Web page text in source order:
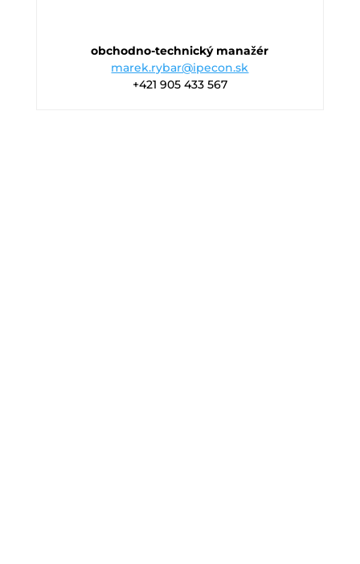
obchodno-technický manažér
marek.rybar@ipecon.sk
+421 905 433 567